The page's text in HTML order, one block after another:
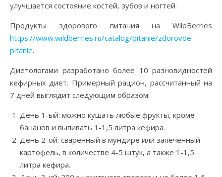
улучшается состояние костей, зубов и ногтей.
Продукты здорового питания на WildBerries
https://www.wildberries.ru/catalog/pitanie/zdorovoe-
pitanie.
Диетологами разработано более 10 разновидностей
кефирных диет. Примерный рацион, рассчитанный на
7 дней выглядит следующим образом:
День 1-ый: можно кушать любые фрукты, кроме
бананов и выпивать 1-1,5 литра кефира.
День 2-ой: сваренный в мундире или запеченный
картофель, в количестве 4-5 штук, а также 1-1,5
литра кефира.